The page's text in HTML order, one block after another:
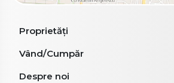
Proprietăți
Vând/Cumpăr
Despre noi